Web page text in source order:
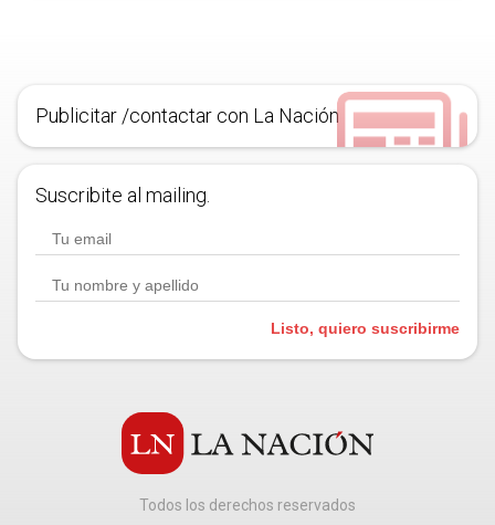
Publicitar /contactar con La Nación
Suscribite al mailing.
Listo, quiero suscribirme
Todos los derechos reservados